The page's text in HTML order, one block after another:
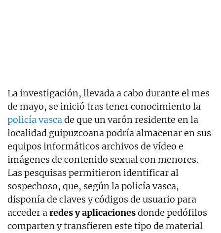
La investigación, llevada a cabo durante el mes
de mayo, se inició tras tener conocimiento la
policía vascade que un varón residente en la
localidad guipuzcoana podría almacenar en sus
equipos informáticos archivos de vídeo e
imágenes de contenido sexual con menores.
Las pesquisas permitieron identificar al
sospechoso, que, según la policía vasca,
disponía de claves y códigos de usuario para
acceder aredes y aplicacionesdonde pedófilos
comparten y transfieren este tipo de material